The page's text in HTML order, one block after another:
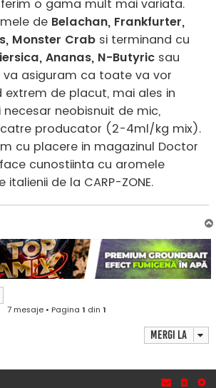
o gama mult mai variata.
de Belachan, Frankfurter,
Monster Crab si terminand cu
Ananas, N-Butyric sau
va asiguram ca toate va vor
extrem de placut, mai ales in
necesar neobisnuit de mic,
producator (2-4ml/kg mix).
cu placere in magazinul Doctor
cunostiinta cu aromele
de la CARP-ZONE.
7 mesaje • Pagina 1 din 1
Mergi la